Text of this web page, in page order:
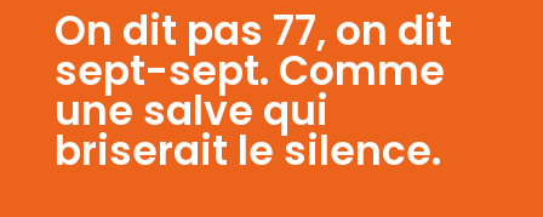
On dit pas 77, on dit
sept-sept. Comme
une salve qui
briserait le silence.